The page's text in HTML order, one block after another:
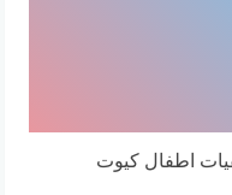
اطفال كيوت